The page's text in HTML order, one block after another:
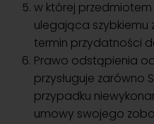
w której
ulegająca szybkiemu
termin przydatności
Prawo odstąpienia
przysługuje zarówno
przypadku
umowy swojego